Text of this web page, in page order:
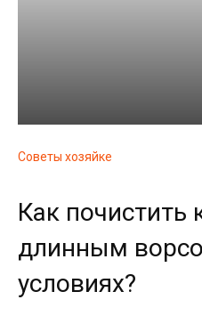
Советы хозяйке
Как почистить
длинным
условиях?